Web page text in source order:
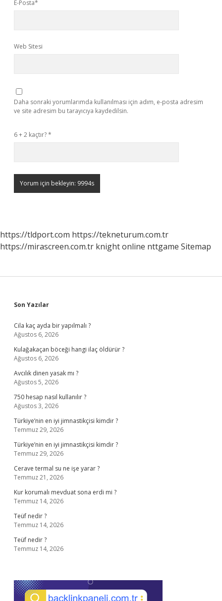
E-Posta*
Web Sitesi
Daha sonraki yorumlarımda kullanılması için adım, e-posta adresim
ve site adresim bu tarayıcıya kaydedilsin.
6 + 2 kaçtır?*
https://tldport.com https://tekneturum.com.tr
https://mirascreen.com.tr knight online nttgame Sitemap
Sidebar
Son Yazılar
Cila kaç ayda bir yapılmalı ?
Ağustos 6, 2026
Kulağakaçan böceği hangi ilaç öldürür ?
Ağustos 6, 2026
Avcılık dinen yasak mı ?
Ağustos 5, 2026
750 hesap nasıl kullanılır ?
Ağustos 3, 2026
Türkiye’nin en iyi jimnastikçisi kimdir ?
Temmuz 29, 2026
Türkiye’nin en iyi jimnastikçisi kimdir ?
Temmuz 29, 2026
Cerave termal su ne işe yarar ?
Temmuz 21, 2026
Kur korumalı mevduat sona erdi mi ?
Temmuz 14, 2026
Teüf nedir ?
Temmuz 14, 2026
Teüf nedir ?
Temmuz 14, 2026